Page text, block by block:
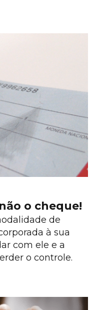
o cheque!
de
à sua
com ele e a
o controle.